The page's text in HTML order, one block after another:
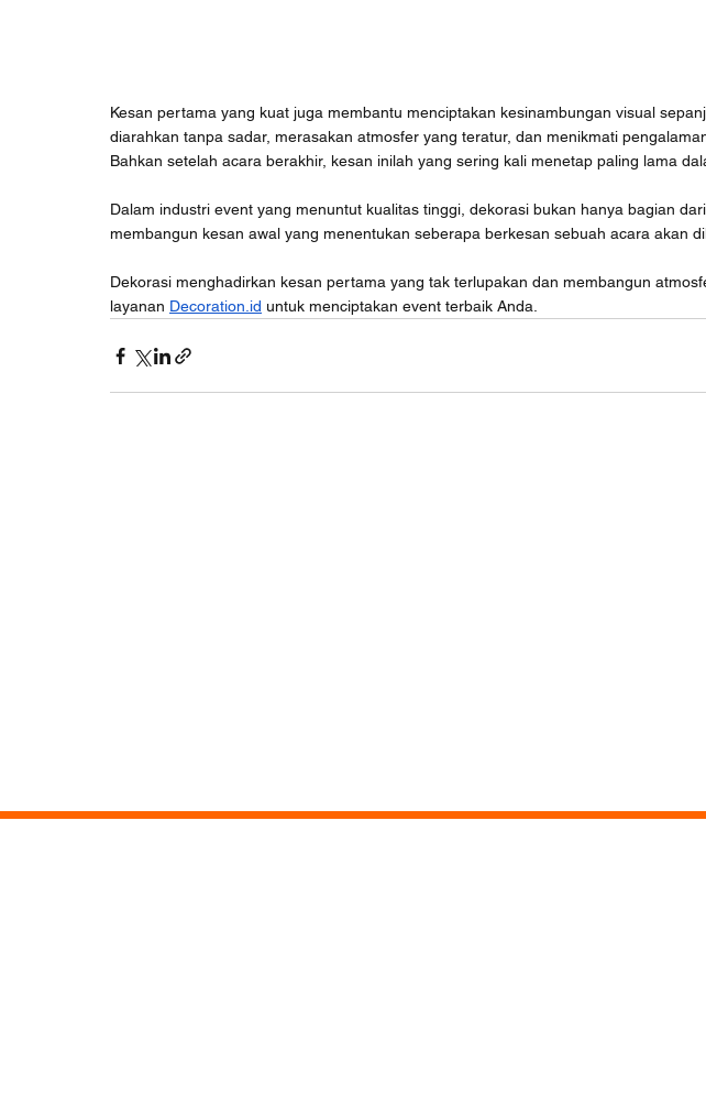
Kesan pertama yang kuat juga membantu menciptakan kesinambungan visual
diarahkan tanpa sadar, merasakan atmosfer yang teratur, dan menikmati
Bahkan setelah acara berakhir, kesan inilah yang sering kali menetap paling lama
Dalam industri event yang menuntut kualitas tinggi, dekorasi bukan hanya bagian
membangun kesan awal yang menentukan seberapa berkesan sebuah acara akan
Dekorasi menghadirkan kesan pertama yang tak terlupakan dan membangun
layanan Decoration.id untuk menciptakan event terbaik Anda.